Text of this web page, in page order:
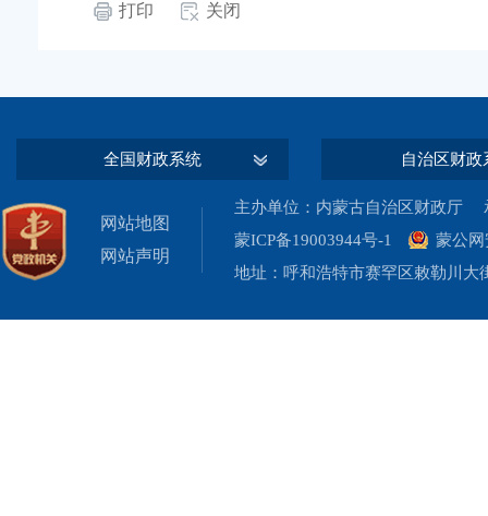
打印 关闭
全国财政系统 自治区财政
网站地图
网站声明
主办单位：内蒙古自治区财政厅
蒙ICP备19003944号-1
蒙公网
地址：呼和浩特市赛罕区敕勒川